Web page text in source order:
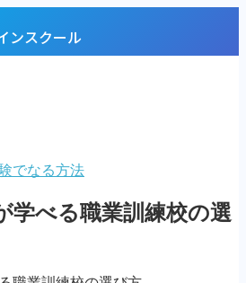
ンスクール
でなる方法
学べる職業訓練校の選